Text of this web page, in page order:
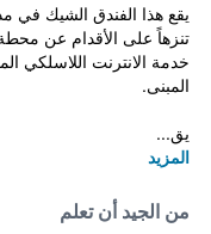
يقع هذا الفندق الشيك في
تنزهاً على الأقدام عن
خدمة الانترنت اللاسلكي
المبنى.
يق...
المزيد
من الجيد أن تعلم